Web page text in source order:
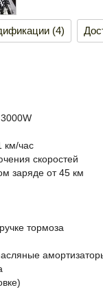
(4)
км/час
скоростей
заряде от 45 км
тормоза